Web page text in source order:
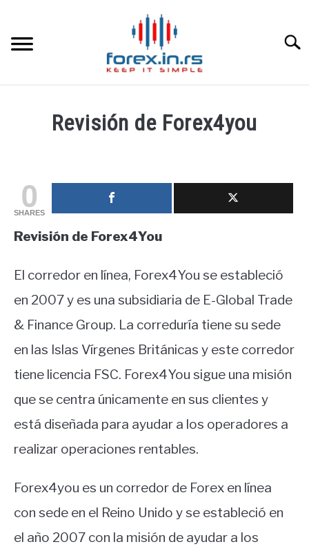
content
LOS MEJORES CORREDORES DE DIVISAS
LA INVERSIÓN
CONTACT
Revisión de Forex4you
in
financiera
0
SHARES
Revisión de Forex4You
El corredor en línea, Forex4You se estableció
en 2007 y es una subsidiaria de E-Global Trade
& Finance Group. La correduría tiene su sede
en las Islas Vírgenes Británicas y este corredor
tiene licencia FSC. Forex4You sigue una misión
que se centra únicamente en sus clientes y
está diseñada para ayudar a los operadores a
realizar operaciones rentables.
Forex4you es un corredor de Forex en línea
con sede en el Reino Unido y se estableció en
el año 2007 con la misión de ayudar a los